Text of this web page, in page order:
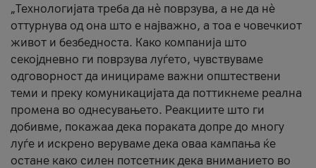
„Технологијата треба да нè поврзува, а не да нè
оттурнува од она што е најважно, а тоа е човечкиот
живот и безбедноста. Како компанија што
секојдневно ги поврзува луѓето, чувствуваме
одговорност да иницираме важни општествени
теми и преку комуникацијата да поттикнеме реална
промена во однесувањето. Реакциите што ги
добивме, покажаа дека пораката допре до многу
луѓе и искрено веруваме дека оваа кампања ќе
остане како силен потсетник дека вниманието во